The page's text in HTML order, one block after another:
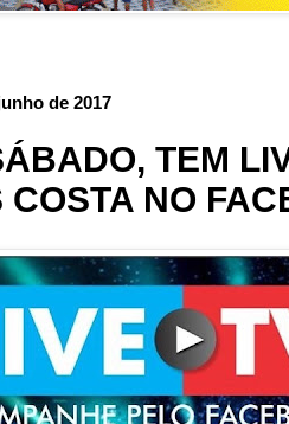
de 2017
TEM
COSTA NO